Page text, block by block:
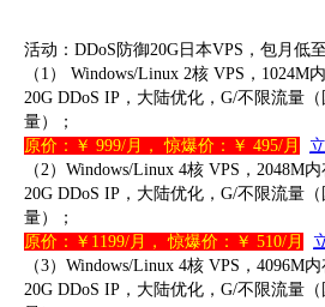
活动： DDoS防御20G 日本VPS，包月低
（1） Windows/Linux 2核 VPS，1024M
20G DDoS IP，大陆优化，G/不限流量
量）；
原价：￥ 999/月， 惊爆价：￥ 495/月
（2）Windows/Linux 4核 VPS，2048M
20G DDoS IP，大陆优化，G/不限流量
量）；
原价：￥1199/月， 惊爆价：￥ 510/月
（3）Windows/Linux 4核 VPS，4096M
20G DDoS IP，大陆优化，G/不限流量